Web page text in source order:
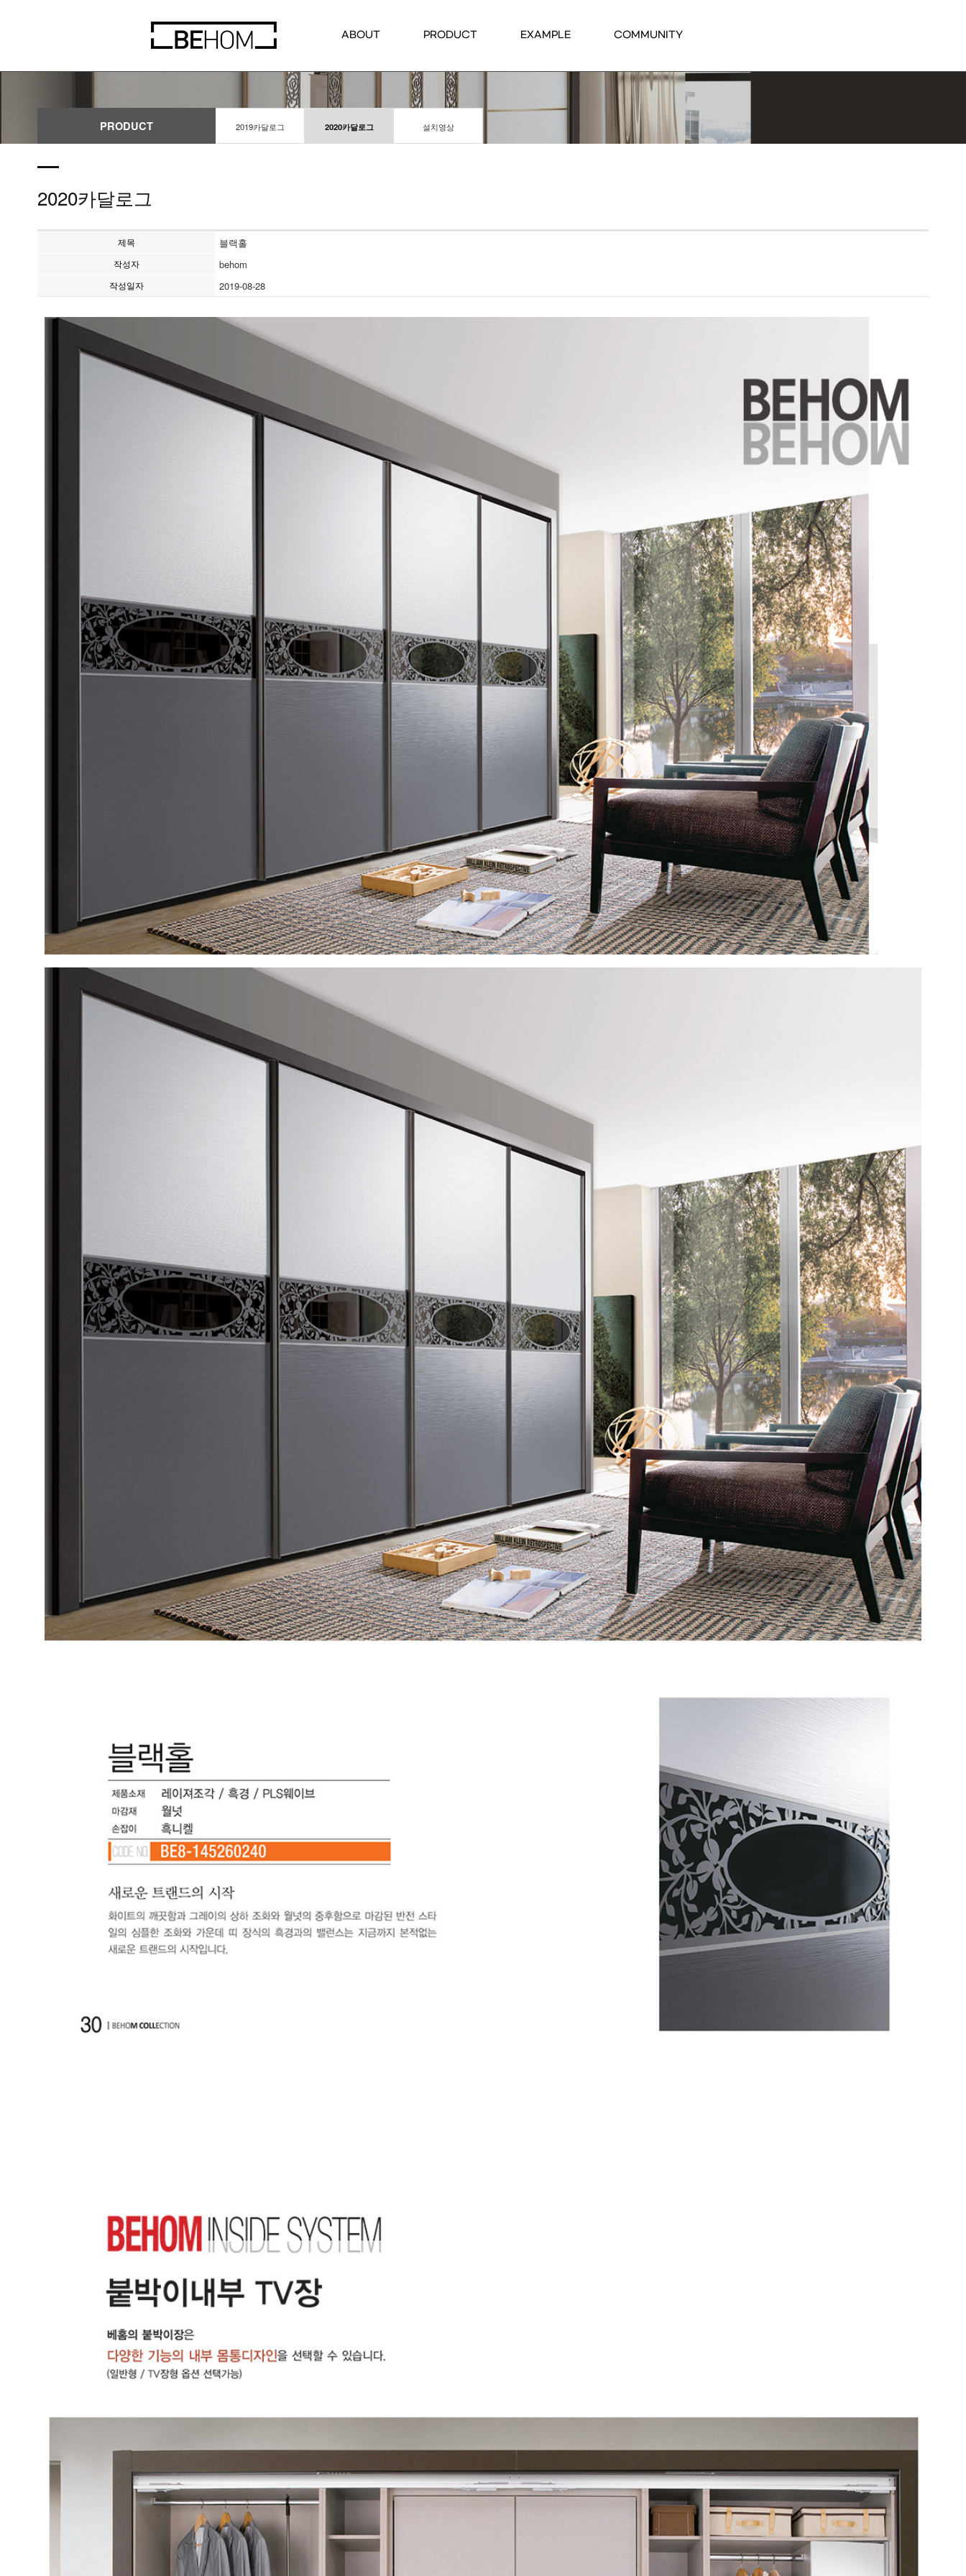
ABOUT PRODUCT EXAMPLE COMMUNITY
PRODUCT 2019카달로그 2020카달로그 설치영상
2020카달로그
제목 블랙홀
작성자 behom
작성일자 2019-08-28